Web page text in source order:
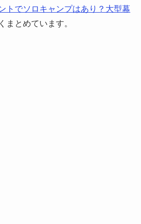
トでソロキャンプはあり？大型幕
まとめています。